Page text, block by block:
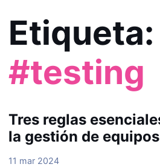
Etiqueta:
#testing
Tres reglas
la gestión de equipos
11 mar 2024